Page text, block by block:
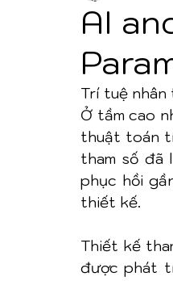
AI
Trí tuệ
Ở tầm cao
thuật toán
tham số đã
phục hồi
thiết kế.
Thiết kế
được phát